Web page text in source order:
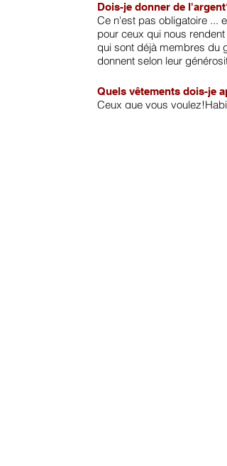
Dois-je donner de l'argent?
Ce n'est pas obligatoire ...
pour ceux qui nous rendent
qui sont déjà membres du
donnent selon leur
Quels vêtements dois-je
Ceux que vous